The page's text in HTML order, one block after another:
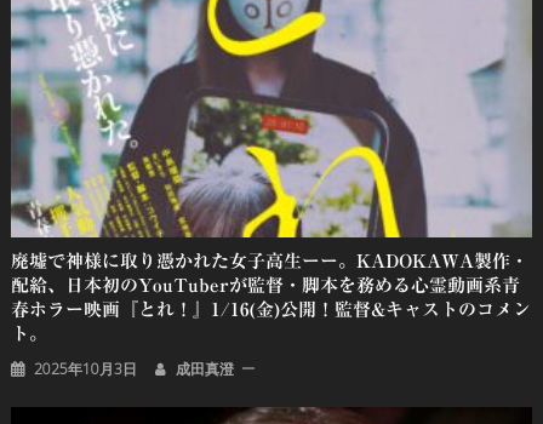
シ
ョ
ン
廃墟で神様に取り憑かれた女子高生ーー。KADOKAWA製作・
配給、日本初のYouTuberが監督・脚本を務める心霊動画系青
春ホラー映画『とれ！』1/16(金)公開！監督&キャストのコメン
ト。
2025年10月3日 成田真澄